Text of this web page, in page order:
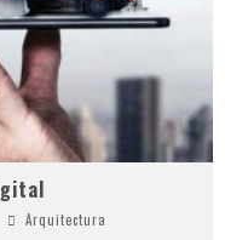
Arquitectura